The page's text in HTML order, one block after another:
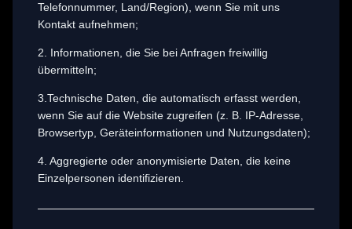
Telefonnummer, Land/Region), wenn Sie mit uns
Kontakt aufnehmen;
2. Informationen, die Sie bei Anfragen freiwillig
übermitteln;
3.Technische Daten, die automatisch erfasst werden,
wenn Sie auf die Website zugreifen (z. B. IP-Adresse,
Browsertyp, Geräteinformationen und Nutzungsdaten);
4. Aggregierte oder anonymisierte Daten, die keine
Einzelpersonen identifizieren.